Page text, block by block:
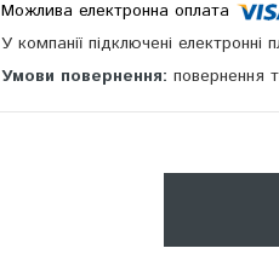
У компанії підключені
повернення